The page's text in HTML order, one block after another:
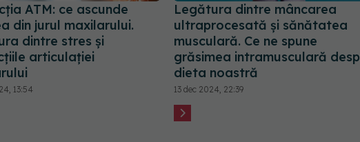
ATM: ce ascunde
din jurul maxilarului.
dintre stres și
articulației
13:54
Legătura dintre mâncarea
ultraprocesată și sănătatea
musculară. Ce ne spune
grăsimea intramusculară
dieta noastră
13 dec 2024, 22:39